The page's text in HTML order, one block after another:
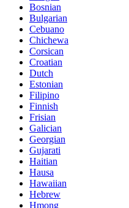
Bosnian
Bulgarian
Cebuano
Chichewa
Corsican
Croatian
Dutch
Estonian
Filipino
Finnish
Frisian
Galician
Georgian
Gujarati
Haitian
Hausa
Hawaiian
Hebrew
Hmong